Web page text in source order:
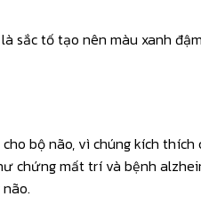
sắc tố tạo nên màu xanh
bộ não, vì chúng kích
chứng mất trí và bệnh